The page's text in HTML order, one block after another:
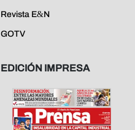
Revista E&N
GOTV
EDICIÓN IMPRESA